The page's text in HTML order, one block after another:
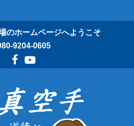
のホームページへようこそ
9204-0605